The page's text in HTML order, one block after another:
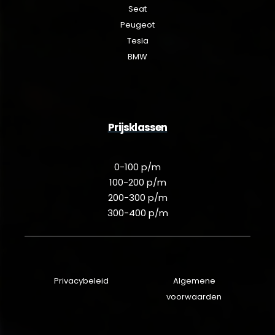
Seat
Peugeot
Tesla
BMW
Prijsklassen
0-100 p/m
100-200 p/m
200-300 p/m
300-400 p/m
Privacybeleid
Algemene
voorwaarden